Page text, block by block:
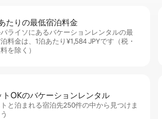
たりの最⁠低⁠宿⁠泊⁠料⁠金
ライソにあるバケーションレンタルの最
料金は、1泊あたり¥1,584 JPYです（税・
を除く）
トOKのバ⁠ケ⁠ー⁠シ⁠ョ⁠ンレ⁠ン⁠タ⁠ル
と泊まれる宿泊先250件の中から見つけま